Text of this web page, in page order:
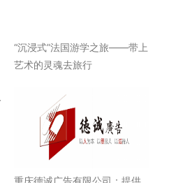
“沉浸式”法国游学之旅——带上
艺术的灵魂去旅行
重庆德诚广告有限公司：提供